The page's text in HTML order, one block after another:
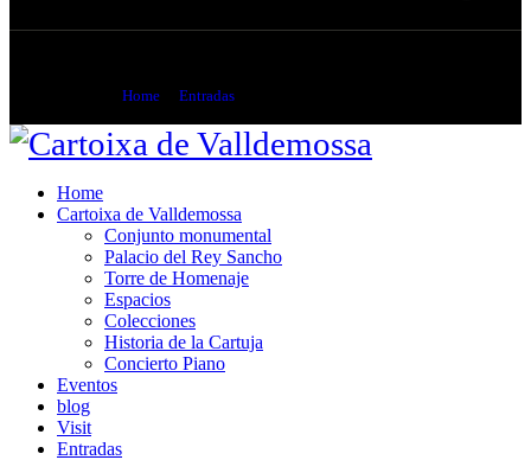
Home Entradas
Home
Cartoixa de Valldemossa
Conjunto monumental
Palacio del Rey Sancho
Torre de Homenaje
Espacios
Colecciones
Historia de la Cartuja
Concierto Piano
Eventos
blog
Visit
Entradas